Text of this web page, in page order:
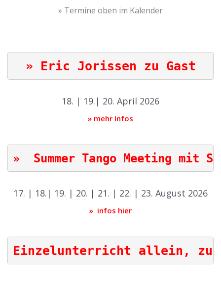
» Termine oben im Kalender
18. | 19.| 20. April 2026
» mehr Infos
»  Summer Tango Meeting
17. | 18.| 19. | 20. | 21. | 22. | 23. August 2026
» infos hier
Einzelunterricht allein, zu